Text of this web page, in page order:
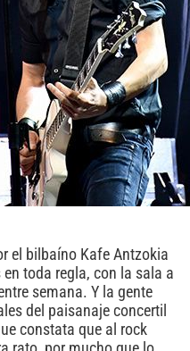
el bilbaíno Kafe Antzokia
toda regla, con la sala a
semana. Y la gente
del paisanaje concertil
constata que al rock